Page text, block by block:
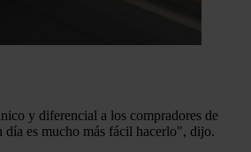
y diferencial a los compradores de
es mucho más fácil hacerlo", dijo.